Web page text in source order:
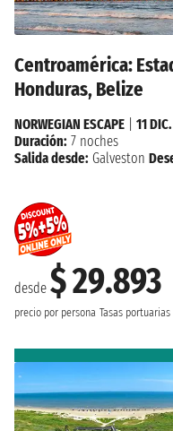
Centroamérica:
Honduras, Belize
desde $ 29.893
precio por persona Tasas portuarias
NORWEGIAN ESCAPE
11
Duración: 7 noches
Salida desde: Galveston